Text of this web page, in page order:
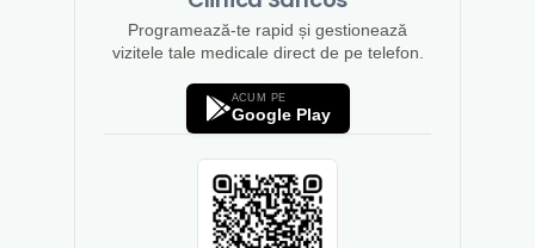
Programează-te rapid și gestionează
vizitele tale medicale direct de pe telefon.
ACUM PE
Google Play